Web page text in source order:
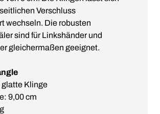
Verschluss
wechseln. Die robusten
sind für Linkshänder und
gleichermaßen geeignet.
Klinge
9,00 cm